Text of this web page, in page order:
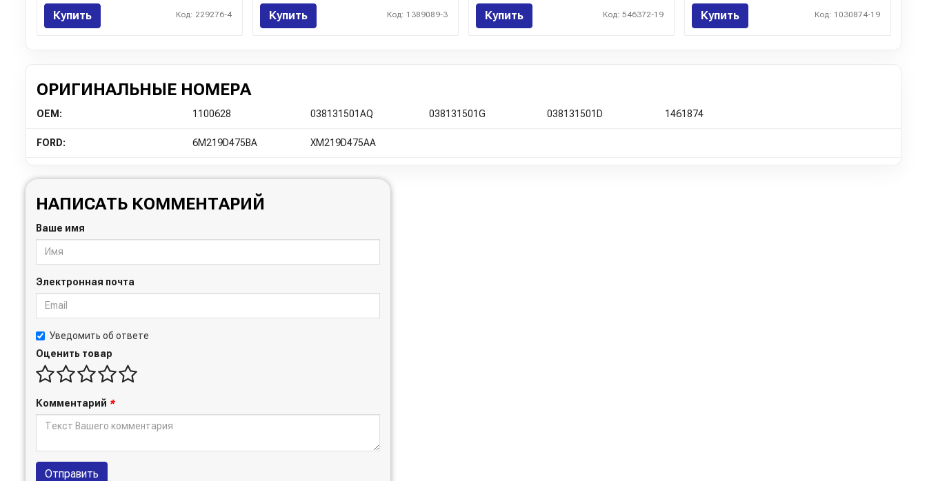
Купить Код: 229276-4 Купить Код: 1389089-3 Купить Код: 546372-19 Купить Код: 1030874-19
ОРИГИНАЛЬНЫЕ НОМЕРА
OEM: 1100628 038131501AQ 038131501G 038131501D 1461874
FORD: 6M219D475BA XM219D475AA
НАПИСАТЬ КОММЕНТАРИЙ
Ваше имя
Электронная почта
Уведомить об ответе
Оценить товар
Комментарий *
Отправить